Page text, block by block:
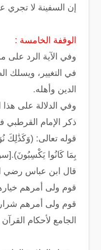
إن السفينة لا تجري
الوقفة الخامسة :
وفي الآية الرد على
في التغيير، ويسلك
الدين وأهله.
وفي الدلالة على
ذكر الإمام
قوله تعالى: (وَكَذَٰلِكَ
بِمَا كَانُوا يَكْسِبُونَ).[سورة
قال ابن عباس رضي
قوم ولى أمرهم
قوم ولى أمرهم
الجامع لأحكام القرآن ( ٨٥/